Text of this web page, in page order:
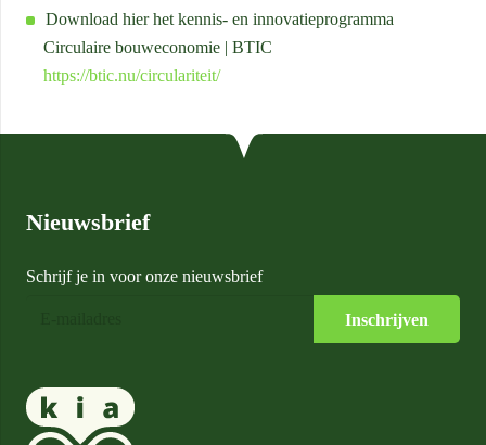
Download hier het kennis- en innovatieprogramma
Circulaire bouweconomie | BTIC
https://btic.nu/circulariteit/
Nieuwsbrief
Schrijf je in voor onze nieuwsbrief